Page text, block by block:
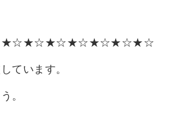
ています。
。